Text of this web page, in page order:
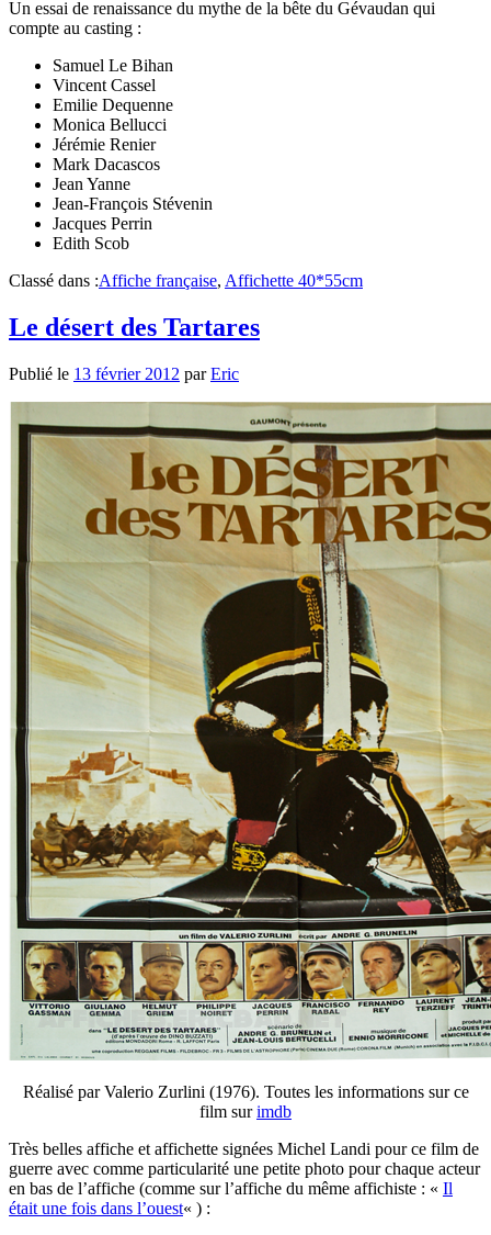
Un essai de renaissance du mythe de la bête du Gévaudan qui
compte au casting :
Samuel Le Bihan
Vincent Cassel
Emilie Dequenne
Monica Bellucci
Jérémie Renier
Mark Dacascos
Jean Yanne
Jean-François Stévenin
Jacques Perrin
Edith Scob
Classé dans :Affiche française, Affichette 40*55cm
Le désert des Tartares
Publié le 13 février 2012 parEric
Réalisé par Valerio Zurlini (1976). Toutes les informations sur ce
film surimdb
Très belles affiche et affichette signées Michel Landi pour ce film de
guerre avec comme particularité une petite photo pour chaque acteur
en bas de l’affiche (comme sur l’affiche du même affichiste : « Il
était une fois dans l’ouest« ) :